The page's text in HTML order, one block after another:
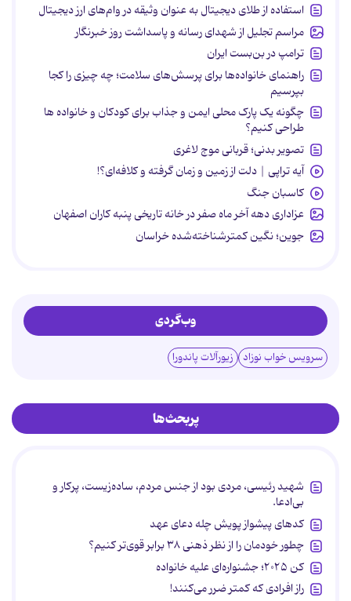
استفاده از طلای دیجیتال به عنوان وثیقه در وام‌های ارز دیجیتال
مراسم تجلیل از شهدای رسانه و پاسداشت روز خبرنگار
ترامپ در بن‌بست ایران
راهنمای خانواده‌ها برای پرسش‌های سلامت؛ چه چیزی را کجا
بپرسیم
چگونه یک پارک محلی ایمن و جذاب برای کودکان و خانواده ها
طراحی کنیم؟
تصویر بدنی؛ قربانی موج لاغری
آیه تراپی | دلت از زمین و زمان گرفته و کلافه‌ای؟!
کاسبان جنگ
عزاداری دهه آخر ماه صفر در خانه تاریخی پنبه کاران اصفهان
جوین؛ نگین کمترشناخته‌شده خراسان
وب‌گردی
سرویس خواب نوزاد زیورآلات پاندورا
پربحث‌ها
شهید رئیسی، مردی بود از جنس مردم، ساده‌زیست، پرکار و
بی‌ادعا.
کدهای پیشواز پویش چله دعای عهد
چطور خودمان را از نظر ذهنی ۳۸ برابر قوی‌تر کنیم؟
کن ۲۰۲۵؛ جشنواره‌ای علیه خانواده
راز افرادی که کمتر ضرر می‌کنند!